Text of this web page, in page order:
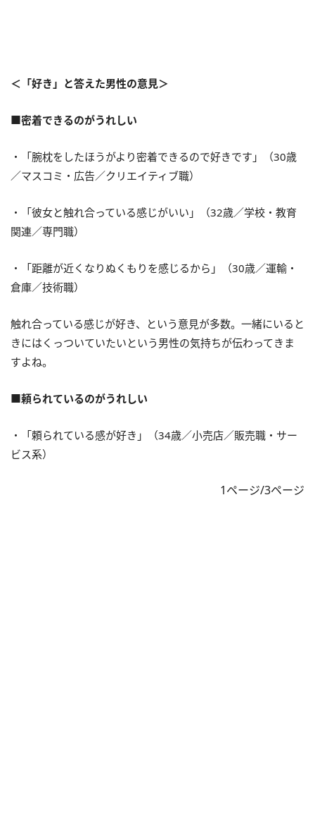
＜「好き」と答えた男性の意見＞
■密着できるのがうれしい
・「腕枕をしたほうがより密着できるので好きです」（30歳
／マスコミ・広告／クリエイティブ職）
・「彼女と触れ合っている感じがいい」（32歳／学校・教育
関連／専門職）
・「距離が近くなりぬくもりを感じるから」（30歳／運輸・
倉庫／技術職）
触れ合っている感じが好き、という意見が多数。一緒にいると
きにはくっついていたいという男性の気持ちが伝わってきま
すよね。
■頼られているのがうれしい
・「頼られている感が好き」（34歳／小売店／販売職・サー
ビス系）
1ページ/3ページ